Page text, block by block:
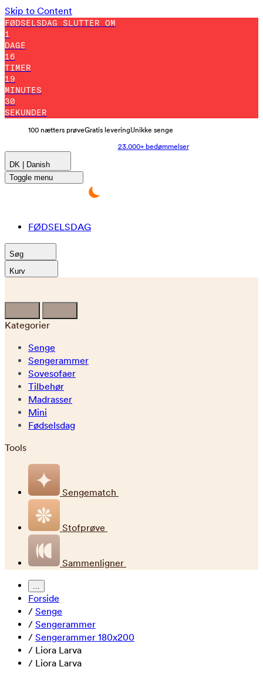
Skip to Content
FØDSELSDAG SLUTTER OM
1
DAGE
16
TIMER
19
MINUTES
21
SEKUNDER
100 nætters prøveGratis leveringUnikke senge
23.000+ bedømmelser
DK | Danish
Toggle menu
FØDSELSDAG
Søg
Kurv
Kategorier
Senge
Sengerammer
Sovesofaer
Tilbehør
Madrasser
Mini
Fødselsdag
Tools
Sengematch
Stofprøve
Sammenligner
...
Forside
/ Senge
/ Sengerammer
/ Sengerammer 180x200
/ Liora Larva
/ Liora Larva